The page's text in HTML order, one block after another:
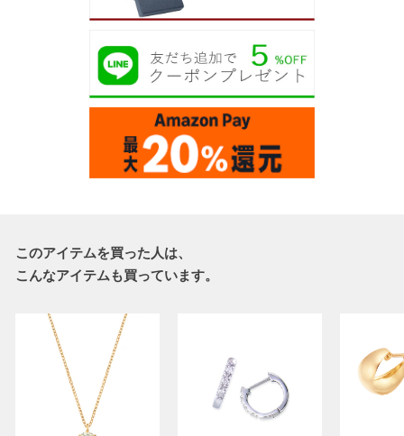
このアイテムを買った人は、
こんなアイテムも買っています。